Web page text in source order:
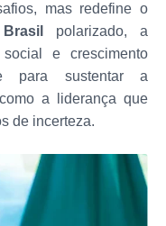
mas redefine o
Brasil
polarizado, a
e crescimento
para sustentar a
como a liderança que
de incerteza.